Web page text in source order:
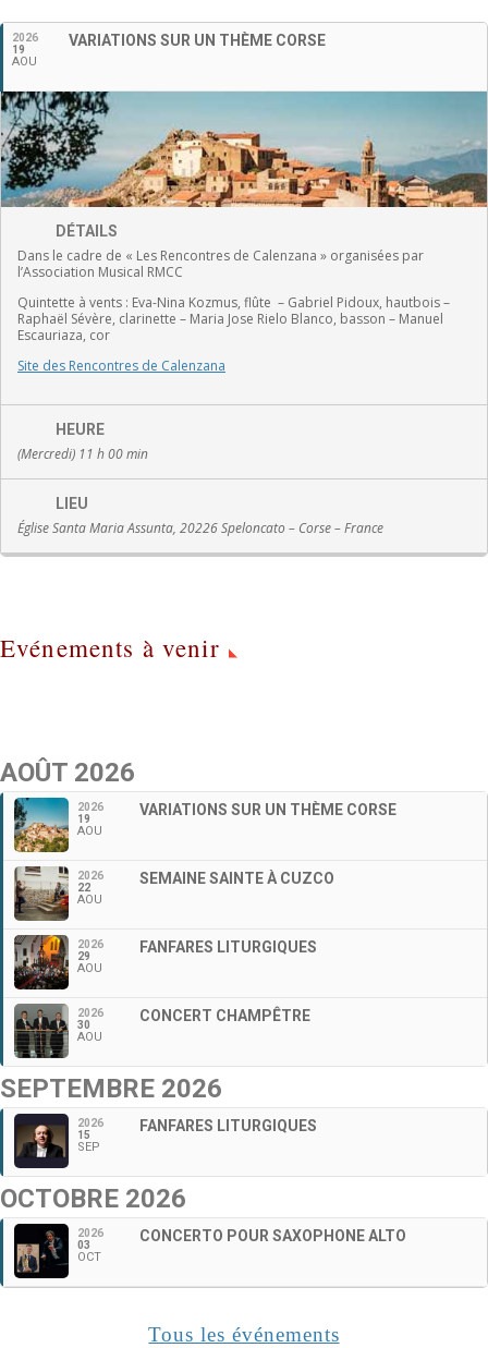
Français
2026
19
AOU
VARIATIONS SUR UN THÈME CORSE
DÉTAILS
Dans le cadre de « Les Rencontres de Calenzana » organisées par
l’Association Musical RMCC
Quintette à vents : Eva-Nina Kozmus, flûte – Gabriel Pidoux, hautbois –
Raphaël Sévère, clarinette – Maria Jose Rielo Blanco, basson – Manuel
Escauriaza, cor
Site des Rencontres de Calenzana
HEURE
(Mercredi) 11 h 00 min
LIEU
Église Santa Maria Assunta, 20226 Speloncato – Corse – France
Evénements à venir
AOÛT 2026
2026
19
AOU
VARIATIONS SUR UN THÈME CORSE
2026
22
AOU
SEMAINE SAINTE À CUZCO
2026
29
AOU
FANFARES LITURGIQUES
2026
30
AOU
CONCERT CHAMPÊTRE
SEPTEMBRE 2026
2026
15
SEP
FANFARES LITURGIQUES
OCTOBRE 2026
2026
03
OCT
CONCERTO POUR SAXOPHONE ALTO
Tous les événements